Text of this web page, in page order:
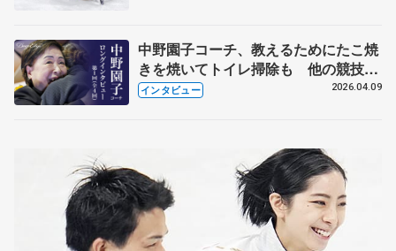
中野園子コーチ、教えるためにたこ焼
きを焼いてトイレ掃除も 他の競技に
も通用するという坂本花織の筋肉
インタビュー 2026.04.09